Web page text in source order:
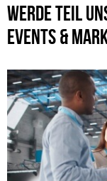
WERDE TEIL
EVENTS &